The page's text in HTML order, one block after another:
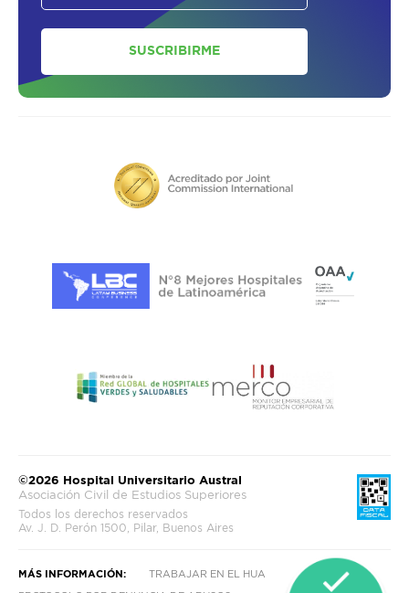
SUSCRIBIRME
©2026 Hospital Universitario Austral
Asociación Civil de Estudios Superiores
Todos los derechos reservados
Av. J. D. Perón 1500, Pilar, Buenos Aires
MÁS INFORMACIÓN: TRABAJAR EN EL HUA